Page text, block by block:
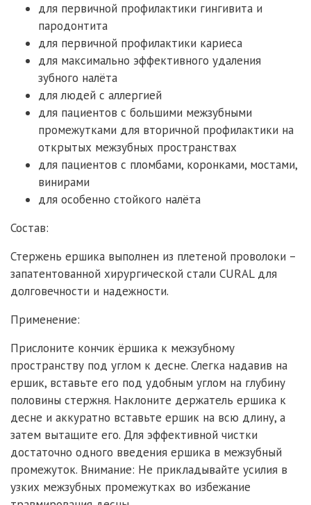
для первичной профилактики гингивита и
пародонтита
для первичной профилактики кариеса
для максимально эффективного удаления
зубного налёта
для людей с аллергией
для пациентов с большими межзубными
промежутками для вторичной профилактики на
открытых межзубных пространствах
для пациентов с пломбами, коронками, мостами,
винирами
для особенно стойкого налёта
Состав:
Стержень ершика выполнен из плетеной проволоки –
запатентованной хирургической стали CURAL для
долговечности и надежности.
Применение:
Прислоните кончик ёршика к межзубному
пространству под углом к десне. Слегка надавив на
ершик, вставьте его под удобным углом на глубину
половины стержня. Наклоните держатель ершика к
десне и аккуратно вставьте ершик на всю длину, а
затем вытащите его. Для эффективной чистки
достаточно одного введения ершика в межзубный
промежуток. Внимание: Не прикладывайте усилия в
узких межзубных промежутках во избежание